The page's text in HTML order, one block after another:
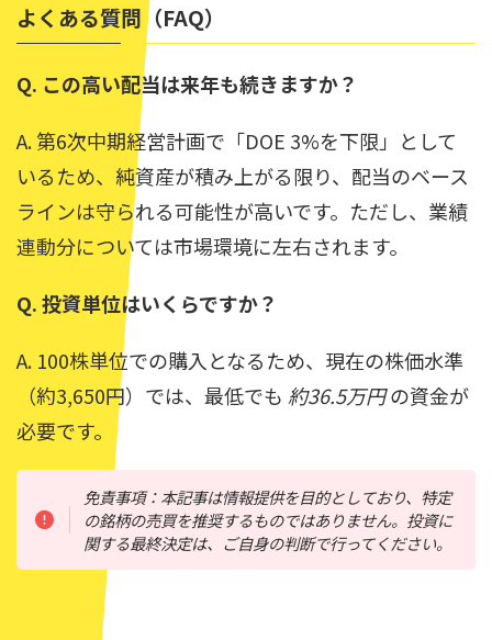
よくある質問（FAQ）
Q. この高い配当は来年も続きますか？
A. 第6次中期経営計画で「DOE 3%を下限」として
いるため、純資産が積み上がる限り、配当のベース
ラインは守られる可能性が高いです。ただし、業績
連動分については市場環境に左右されます。
Q. 投資単位はいくらですか？
A. 100株単位での購入となるため、現在の株価水準
（約3,650円）では、最低でも 約36.5万円の資金が
必要です。
免責事項：本記事は情報提供を目的としており、特定
の銘柄の売買を推奨するものではありません。投資に
関する最終決定は、ご自身の判断で行ってください。